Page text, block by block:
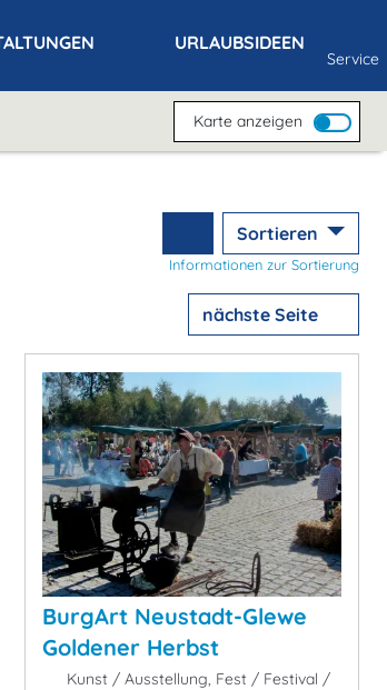
URLAUBSIDEEN
Service
Karte anzeigen
Sortieren
Informationen zur Sortierung
nächste Seite
BurgArt Neustadt-Glewe
Goldener Herbst
Kunst / Ausstellung, Fest / Festival /